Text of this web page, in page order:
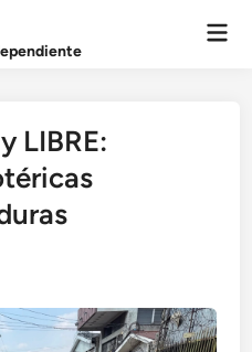
LIBRE: